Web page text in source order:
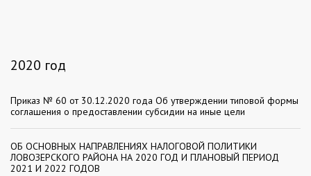
2020 год
Приказ № 60 от 30.12.2020 года Об утверждении типовой формы
соглашения о предоставлении субсидии на иные цели
ОБ ОСНОВНЫХ НАПРАВЛЕНИЯХ НАЛОГОВОЙ ПОЛИТИКИ
ЛОВОЗЕРСКОГО РАЙОНА НА 2020 ГОД И ПЛАНОВЫЙ ПЕРИОД
2021 И 2022 ГОДОВ